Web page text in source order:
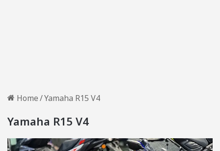
Home/Yamaha R15 V4
Yamaha R15 V4